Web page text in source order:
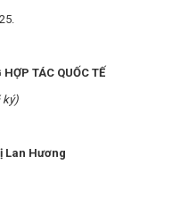
TÁC QUỐC TẾ
Hương